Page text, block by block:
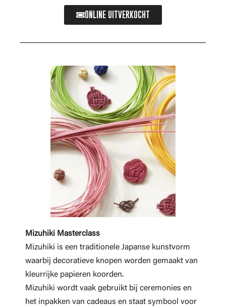
ONLINE UITVERKOCHT
Mizuhiki Masterclass
Mizuhiki is een traditionele Japanse kunstvorm
waarbij decoratieve knopen worden gemaakt van
kleurrijke papieren koorden.
Mizuhiki wordt vaak gebruikt bij ceremonies en
het inpakken van cadeaus en staat symbool voor